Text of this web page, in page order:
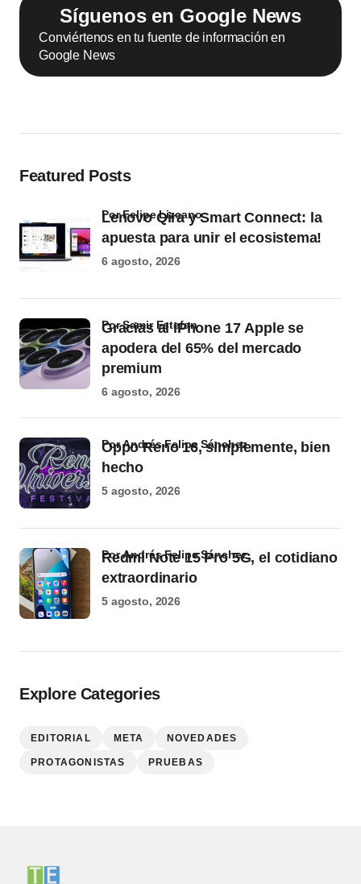
Síguenos en Google News
Conviértenos en tu fuente de información en
Google News
Featured Posts
Lenovo Qira y Smart Connect: la
apuesta para unir el ecosistema!
por Felipe Lizcano
6 agosto, 2026
Gracias al iPhone 17 Apple se
apodera del 65% del mercado
premium
por Samir Estefan
6 agosto, 2026
Oppo Reno 16, simplemente, bien
hecho
por Andrés Felipe Sánchez
5 agosto, 2026
Redmi Note 15 Pro 5G, el cotidiano
extraordinario
por Andrés Felipe Sánchez
5 agosto, 2026
Explore Categories
EDITORIAL META NOVEDADES
PROTAGONISTAS PRUEBAS